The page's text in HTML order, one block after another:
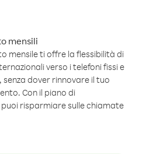
mensili
mensile ti offre la flessibilità di
verso i telefoni fissi e
dover rinnovare il tuo
Con il piano di
risparmiare sulle chiamate